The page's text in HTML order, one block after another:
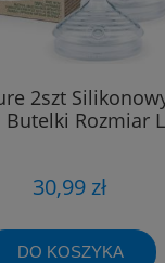
2szt
Butelki Rozmiar L
30,99 zł
DO KOSZYKA